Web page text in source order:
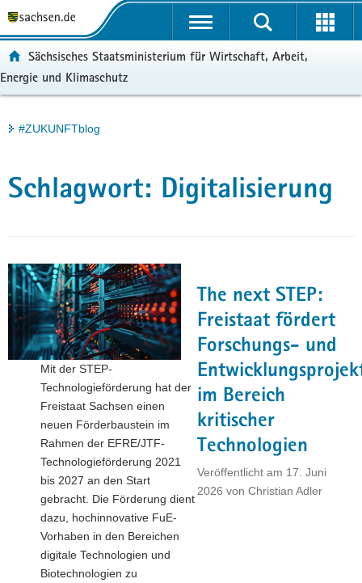
t
a
l
r
g
f
e
n
d
N
u
p
t
a
l
e
r
v
Portalübergreifende
Sächsisches Staatsministerium für Wirtschaft, Arbeit,
Energie und Klimaschutz
Hauptinhalt
#ZUKUNFTblog
Schlagwort: Digitalisierung
The next STEP:
Freistaat fördert
Forschungs- und
im Bereich
kritischer
Technologien
Veröffentlicht am 17. Juni
2026 von Christian Adler
Mit der STEP-
Technologieförderung hat der
Freistaat Sachsen einen
neuen Förderbaustein im
Rahmen der EFRE/JTF-
Technologieförderung 2021
bis 2027 an den Start
gebracht. Die Förderung dient
dazu, hochinnovative FuE-
Vorhaben in den Bereichen
digitale Technologien und
Biotechnologien zu